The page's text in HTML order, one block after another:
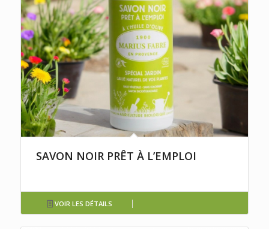
SAVON NOIR PRÊT À L’EMPLOI
VOIR LES DÉTAILS